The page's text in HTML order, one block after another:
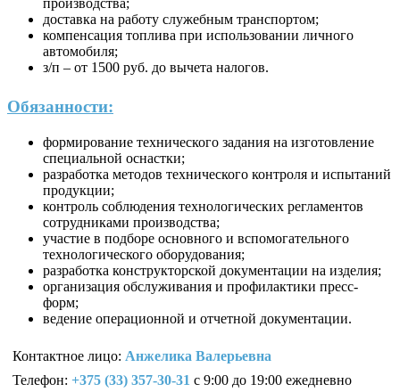
доставка на работу служебным транспортом;
компенсация топлива при использовании личного
автомобиля;
з/п – от 1500 руб. до вычета налогов.
Обязанности:
формирование технического задания на изготовление
специальной оснастки;
разработка методов технического контроля и испытаний
продукции;
контроль соблюдения технологических регламентов
сотрудниками производства;
участие в подборе основного и вспомогательного
технологического оборудования;
разработка конструкторской документации на изделия;
организация обслуживания и профилактики пресс-
форм;
ведение операционной и отчетной документации.
Контактное лицо: Анжелика Валерьевна
Телефон: +375 (33) 357-30-31 с 9:00 до 19:00 ежедневно